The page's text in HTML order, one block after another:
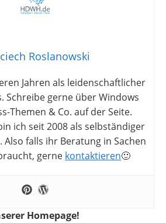
Roslanowski
Jahren als leidenschaftlicher
Schreibe gerne über Windows
Themen & Co. auf der Seite.
ich seit 2008 als selbständiger
Also falls ihr Beratung in Sachen
gerne kontaktieren🙂
Homepage!